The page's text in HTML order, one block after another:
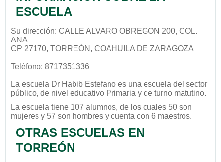
ESCUELA
Su dirección: CALLE ALVARO OBREGON 200, COL.
ANA
CP 27170, TORREÓN, COAHUILA DE ZARAGOZA
Teléfono: 8717351336
La escuela Dr Habib Estefano es una escuela del sector
público, de nivel educativo Primaria y de turno matutino.
La escuela tiene 107 alumnos, de los cuales 50 son
mujeres y 57 son hombres y cuenta con 6 maestros.
OTRAS ESCUELAS EN
TORREÓN